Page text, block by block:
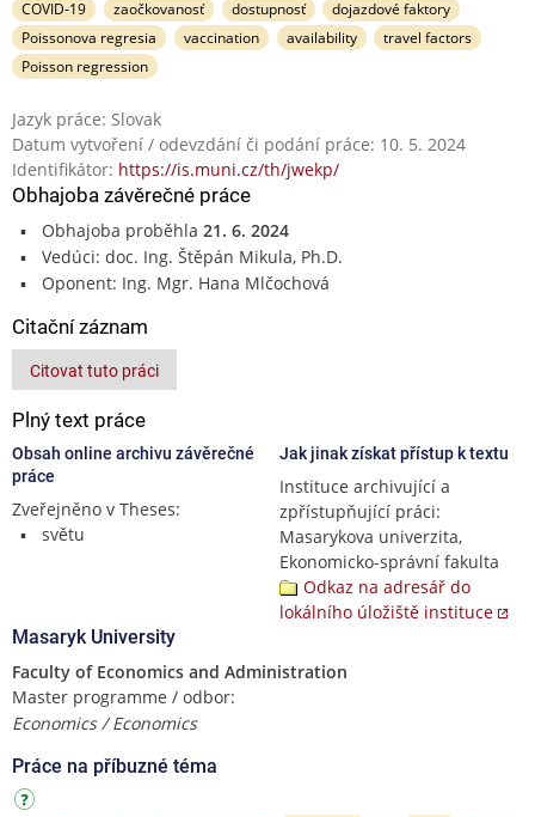
COVID-19 zaočkovanosť dostupnosť
dojazdové faktory
Poissonova regresia
vaccination availability
travel factors
Poisson regression
Jazyk práce: Slovak
Datum vytvoření / odevzdání či podání práce: 10. 5. 2024
Identifikátor: https://is.muni.cz/th/jwekp/
Obhajoba závěrečné práce
Obhajoba proběhla 21. 6. 2024
Vedúci: doc. Ing. Štěpán Mikula, Ph.D.
Oponent: Ing. Mgr. Hana Mlčochová
Citační záznam
Citovat tuto práci
Plný text práce
Obsah online archivu závěrečné
práce
Zveřejněno v Theses:
světu
Jak jinak získat přístup k textu
Instituce archivující a
zpřístupňující práci:
Masarykova univerzita,
Ekonomicko-správní fakulta
Odkaz na adresář do
lokálního úložiště instituce
Masaryk University
Faculty of Economics and Administration
Master programme / odbor:
Economics / Economics
Práce na příbuzné téma